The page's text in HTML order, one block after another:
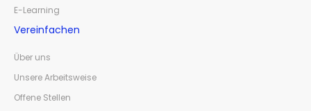
E-Learning
Vereinfachen
Über uns
Unsere Arbeitsweise
Offene Stellen